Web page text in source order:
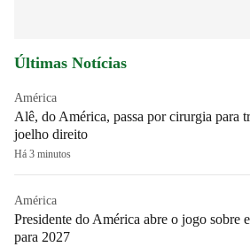
Últimas Notícias
América
Alê, do América, passa por cirurgia para
joelho direito
Há 3 minutos
América
Presidente do América abre o jogo sobre
para 2027